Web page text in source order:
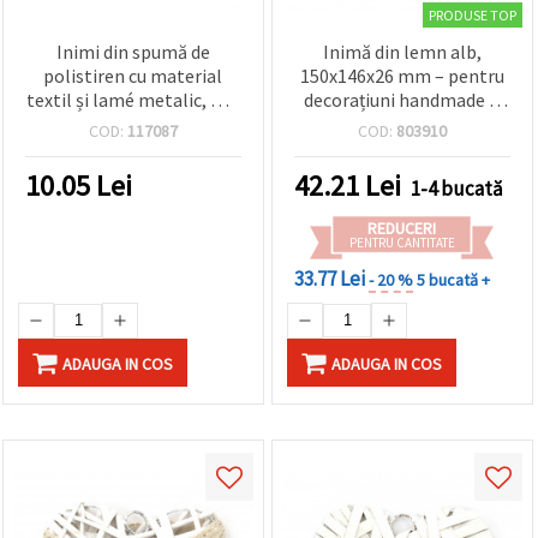
Inimi din spumă de
polistiren cu material
textil și lamé metalic, mix
de culori, 18x18x10 mm -
COD: 117087
10.05 Lei
ADAUGA IN COS
PRODUSE TOP
Inimă din lemn alb,
150x146x26 mm – pentru
decorațiuni handmade &
DIY
COD: 803910
42.21 Lei 1-4 bucată
REDUCERI
PENTRU CANTITATE
33.77 Lei- 20 %5 bucată +
ADAUGA IN COS